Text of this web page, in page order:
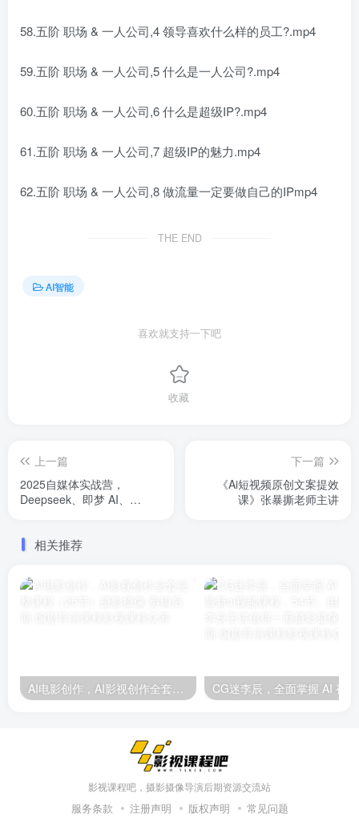
58.五阶 职场 & 一人公司,4 领导喜欢什么样的员工?.mp4
59.五阶 职场 & 一人公司,5 什么是一人公司?.mp4
60.五阶 职场 & 一人公司,6 什么是超级IP?.mp4
61.五阶 职场 & 一人公司,7 超级IP的魅力.mp4
62.五阶 职场 & 一人公司,8 做流量一定要做自己的IPmp4
THE END
AI智能
喜欢就支持一下吧
收藏
上一篇
2025自媒体实战营，
Deepseek、即梦 AI、
下一篇
《Ai短视频原创文案提效
课》张暴撕老师主讲
相关推荐
影视课程吧，摄影摄像导演后期资源交流站
服务条款 注册声明 版权声明 常见问题